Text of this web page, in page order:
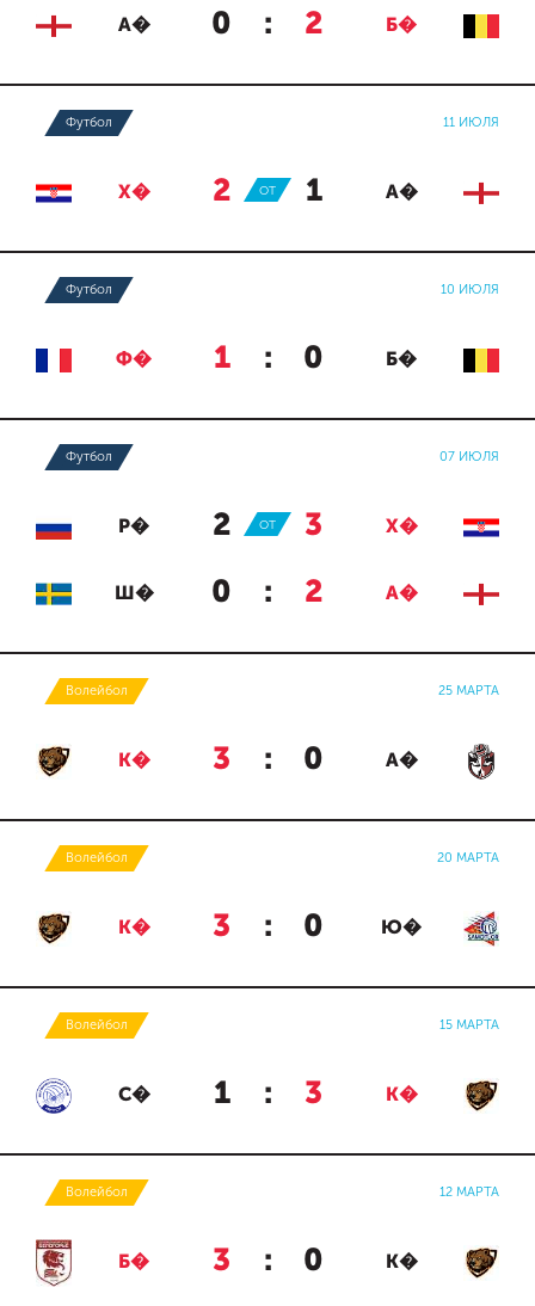
А� 0 : 2 Б�
Футбол 11 ИЮЛЯ
Х� 2 : 1 А�
ОТ
Футбол 10 ИЮЛЯ
Ф� 1 : 0 Б�
Футбол 07 ИЮЛЯ
Р� 2 : 3 Х�
ОТ
Ш� 0 : 2 А�
Волейбол 25 МАРТА
К� 3 : 0 А�
Волейбол 20 МАРТА
К� 3 : 0 Ю�
Волейбол 15 МАРТА
С� 1 : 3 К�
Волейбол 12 МАРТА
Б� 3 : 0 К�